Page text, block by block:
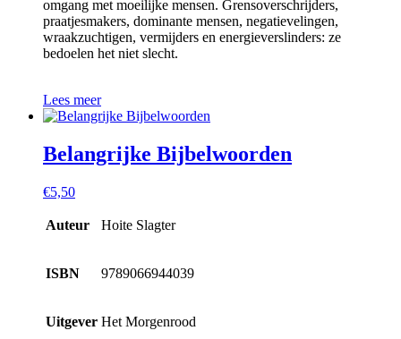
omgang met moeilijke mensen. Grensoverschrijders,
praatjesmakers, dominante mensen, negatievelingen,
wraakzuchtigen, vermijders en energieverslinders: ze
bedoelen het niet slecht.
Lees meer
Belangrijke Bijbelwoorden
€5,50
Auteur Hoite Slagter
ISBN 9789066944039
Uitgever Het Morgenrood